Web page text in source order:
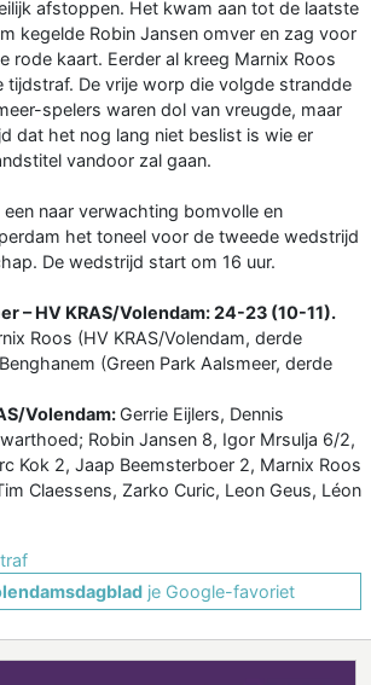
afstoppen. Het kwam aan tot de laatste
kegelde Robin Jansen omver en zag voor
rode kaart. Eerder al kreeg Marnix Roos
tijdstraf. De vrije worp die volgde strandde
spelers waren dol van vreugde, maar
dat het nog lang niet beslist is wie er
vandoor zal gaan.
naar verwachting bomvolle en
het toneel voor de tweede wedstrijd
De wedstrijd start om 16 uur.
– HV KRAS/Volendam: 24-23 (10-11).
Roos (HV KRAS/Volendam, derde
(Green Park Aalsmeer, derde
Volendam:Gerrie Eijlers, Dennis
Robin Jansen 8, Igor Mrsulja 6/2,
Kok 2, Jaap Beemsterboer 2, Marnix Roos
Claessens, Zarko Curic, Leon Geus, Léon
je Google-favoriet